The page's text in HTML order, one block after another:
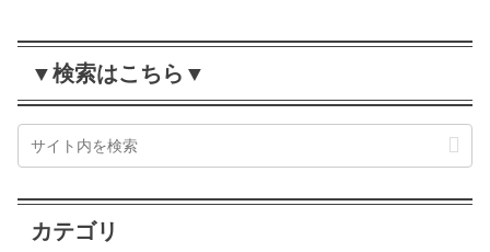
保険証はどうなる？結婚に必要な手続
▼検索はこちら▼
カテゴリ